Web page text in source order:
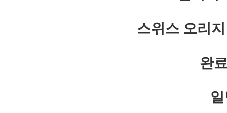
스위스 오리
완